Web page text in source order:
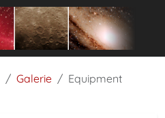
Galerie Equipment